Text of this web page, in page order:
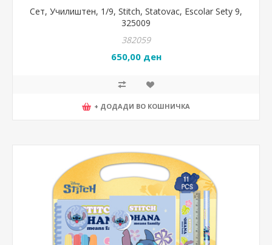
Сет, Училиштен, 1/9, Stitch, Statovac, Escolar Sety 9,
325009
382059
650,00 ден
+ ДОДАДИ ВО КОШНИЧКА